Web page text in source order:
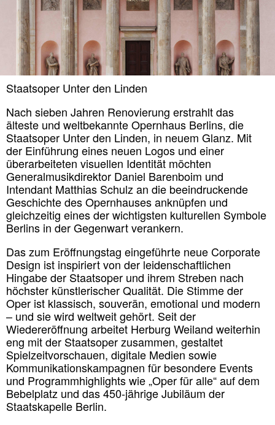
Staatsoper Unter den Linden
Nach sieben Jahren Renovierung erstrahlt das
älteste und weltbekannte Opernhaus Berlins, die
Staatsoper Unter den Linden, in neuem Glanz. Mit
der Einführung eines neuen Logos und einer
überarbeiteten visuellen Identität möchten
Generalmusikdirektor Daniel Barenboim und
Intendant Matthias Schulz an die beeindruckende
Geschichte des Opernhauses anknüpfen und
gleichzeitig eines der wichtigsten kulturellen Symbole
Berlins in der Gegenwart verankern.
Das zum Eröffnungstag eingeführte neue Corporate
Design ist inspiriert von der leidenschaftlichen
Hingabe der Staatsoper und ihrem Streben nach
höchster künstlerischer Qualität. Die Stimme der
Oper ist klassisch, souverän, emotional und modern
– und sie wird weltweit gehört. Seit der
Wiedereröffnung arbeitet Herburg Weiland weiterhin
eng mit der Staatsoper zusammen, gestaltet
Spielzeitvorschauen, digitale Medien sowie
Kommunikationskampagnen für besondere Events
und Programmhighlights wie „Oper für alle“ auf dem
Bebelplatz und das 450-jährige Jubiläum der
Staatskapelle Berlin.